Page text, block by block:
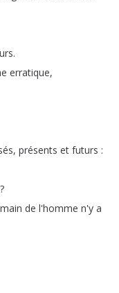
.
erratique,
, présents et futurs :
?
main de l'homme n'y a